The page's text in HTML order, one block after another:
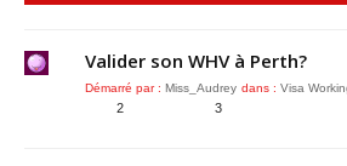
Valider son WHV à Perth?
Démarré par : Miss_Audrey dans : Visa
2 3